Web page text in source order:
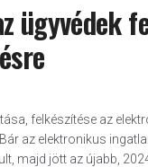
ügyvédek
felkészítése az
az elektronikus
majd jött az újabb,